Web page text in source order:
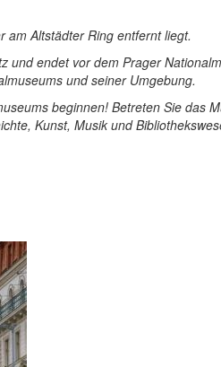
Altstädter Ring entfernt liegt.
und endet vor dem Prager
und seiner Umgebung.
beginnen! Betreten Sie das
Kunst, Musik und